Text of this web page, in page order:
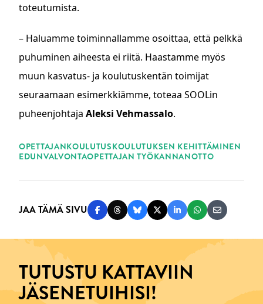
toteutumista.
– Haluamme toiminnallamme osoittaa, että pelkkä
puhuminen aiheesta ei riitä. Haastamme myös
muun kasvatus- ja koulutuskentän toimijat
seuraamaan esimerkkiämme, toteaa SOOLin
puheenjohtaja Aleksi Vehmassalo.
OPETTAJANKOULUTUSKOULUTUKSEN KEHITTÄMINEN
EDUNVALVONTAOPETTAJAN TYÖKANNANOTTO
JAA TÄMÄ SIVU Jaa Facebookissa
Jaa Threadsissa
Jaa Blueskyssä
Jaa Twitterissä
Jaa LinkedInissä
Jaa Jaa
TUTUSTU KATTAVIIN
JÄSENETUIHISI!